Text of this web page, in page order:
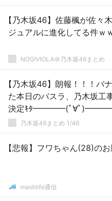
【乃木坂46】佐藤楓が佐々
ジュアルに進化してる件ｗ
NOGIVIOLA＠乃木坂46まとめ
【乃木坂46】朗報！！！バ
た本日のバスラ、乃木坂工
決定ｷﾀ━━━━(ﾟ∀ﾟ)━━━━
バスラ@ナゴヤドーム3日目
乃木坂46まとめ 1/46
【悲報】フワちゃん(28)の
mashlife通信